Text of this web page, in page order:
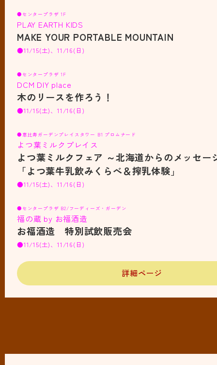
●センタープラザ 1F
PLAY EARTH KIDS
MAKE YOUR PORTABLE MOUNTAIN
●11/15(土)、11/16(日)
●センタープラザ 1F
DCM DIY place
木のリースを作ろう！
●11/15(土)、11/16(日)
●恵比寿ガーデンプレイスタワー B1 プロムナード
よつ葉ミルクプレイス
よつ葉ミルクフェア ～北海道からのメッセー
「よつ葉牛乳飲みくらべ＆搾乳体験」
●11/15(土)、11/16(日)
●センタープラザ B2/フーディーズ・ガーデン
福の蔵 by お福酒造
お福酒造 特別試飲販売会
●11/15(土)、11/16(日)
詳細ページ